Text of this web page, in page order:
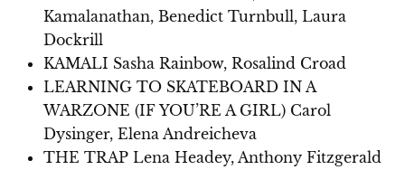
Kamalanathan, Benedict Turnbull, Laura
Dockrill
KAMALI Sasha Rainbow, Rosalind Croad
LEARNING TO SKATEBOARD IN A
WARZONE (IF YOU’RE A GIRL) Carol
Dysinger, Elena Andreicheva
THE TRAP Lena Headey, Anthony Fitzgerald